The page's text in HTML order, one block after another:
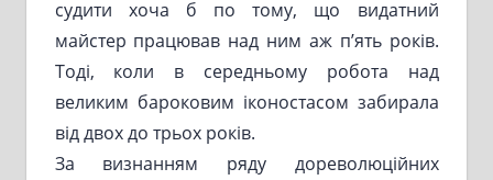
судити хоча б по тому, що видатний
майстер працював над ним аж п’ять років.
Тоді, коли в середньому робота над
великим бароковим іконостасом забирала
від двох до трьох років.
За визнанням ряду дореволюційних